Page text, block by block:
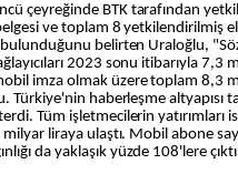
çeyreğinde BTK tarafından
ve toplam 8 yetkilendirilmiş
bulunduğunu belirten Uraloğlu,
2023 sonu itibarıyla 7,3
imza olmak üzere toplam 8,3
haberleşme altyapısı
Tüm işletmecilerin yatırımları
liraya ulaştı. Mobil abone
da yaklaşık yüzde 108'lere